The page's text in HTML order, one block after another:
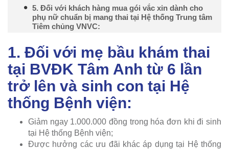
5. Đối với khách hàng mua gói vắc xin dành cho
phụ nữ chuẩn bị mang thai tại Hệ thống Trung tâm
Tiêm chủng VNVC:
1. Đối với mẹ bầu khám thai
tại BVĐK Tâm Anh từ 6 lần
trở lên và sinh con tại Hệ
thống Bệnh viện:
Giảm ngay 1.000.000 đồng trong hóa đơn khi đi sinh
tại Hệ thống Bệnh viện;
Được hưởng các ưu đãi khác áp dụng tại Hệ thống